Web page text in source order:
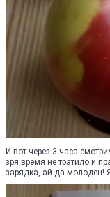
И вот через 3 часа
зря время не тратило и
зарядка, ай да молодец!